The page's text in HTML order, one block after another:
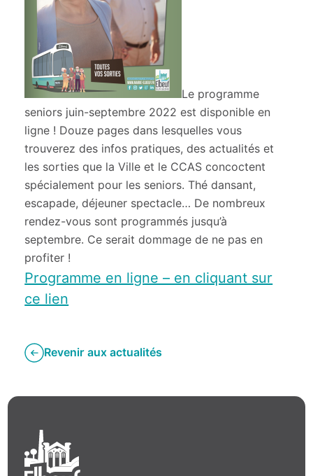
Le programme
seniors juin-septembre 2022 est disponible en
ligne ! Douze pages dans lesquelles vous
trouverez des infos pratiques, des actualités et
les sorties que la Ville et le CCAS concoctent
spécialement pour les seniors. Thé dansant,
escapade, déjeuner spectacle… De nombreux
rendez-vous sont programmés jusqu’à
septembre. Ce serait dommage de ne pas en
profiter !
Programme en ligne – en cliquant sur
ce lien
Revenir aux actualités